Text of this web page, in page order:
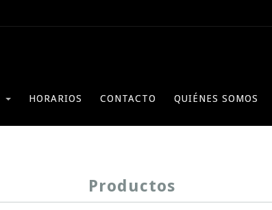
HORARIOS CONTACTO QUIÉNES SOMOS
Productos